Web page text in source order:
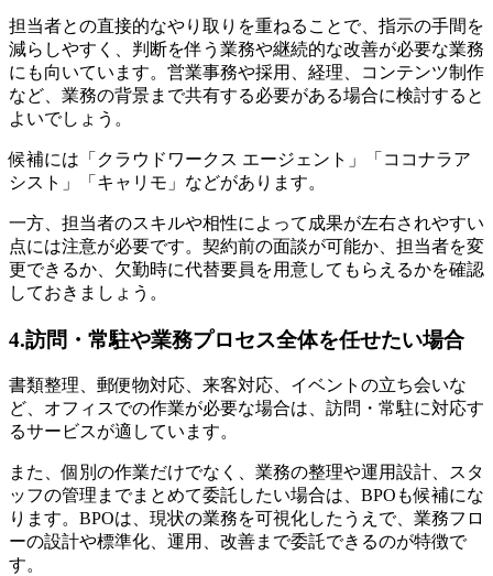
担当者との直接的なやり取りを重ねることで、指示の手間を
減らしやすく、判断を伴う業務や継続的な改善が必要な業務
にも向いています。営業事務や採用、経理、コンテンツ制作
など、業務の背景まで共有する必要がある場合に検討すると
よいでしょう。
候補には「クラウドワークス エージェント」「ココナラア
シスト」「キャリモ」などがあります。
一方、担当者のスキルや相性によって成果が左右されやすい
点には注意が必要です。契約前の面談が可能か、担当者を変
更できるか、欠勤時に代替要員を用意してもらえるかを確認
しておきましょう。
4.訪問・常駐や業務プロセス全体を任せたい場合
書類整理、郵便物対応、来客対応、イベントの立ち会いな
ど、オフィスでの作業が必要な場合は、訪問・常駐に対応す
るサービスが適しています。
また、個別の作業だけでなく、業務の整理や運用設計、スタ
ッフの管理までまとめて委託したい場合は、BPOも候補にな
ります。BPOは、現状の業務を可視化したうえで、業務フロ
ーの設計や標準化、運用、改善まで委託できるのが特徴で
す。